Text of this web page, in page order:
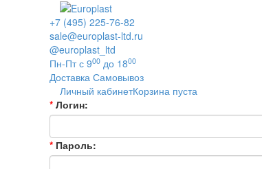
+7 (495) 225-76-82
sale@europlast-ltd.ru
@europlast_ltd
Пн-Пт с 900 до 1800
Доставка Самовывоз
Личный кабинетКорзина пуста
* Логин:
* Пароль: